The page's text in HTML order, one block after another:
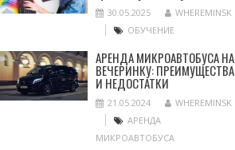
30.05.2025
WHEREMINSK
ОБУЧЕНИЕ
АРЕНДА МИКРОАВТОБУСА НА
ВЕЧЕРИНКУ: ПРЕИМУЩЕСТВА
И НЕДОСТАТКИ
21.05.2024
WHEREMINSK
АРЕНДА
МИКРОАВТОБУСА